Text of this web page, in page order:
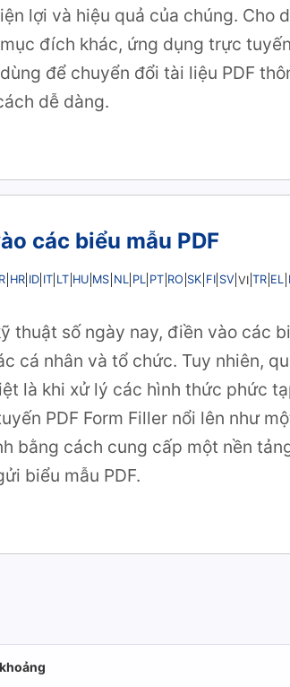
lợi và hiệu quả của chúng. Cho
đích khác, ứng dụng trực
để chuyển đổi tài liệu PDF
dễ dàng.
các biểu mẫu PDF
HR ID IT LT HU MS NL PL PT RO SK FI SV VI TR EL
thuật số ngày nay, điền vào các
cá nhân và tổ chức. Tuy nhiên,
là khi xử lý các hình thức phức
PDF Form Filler nổi lên như
bằng cách cung cấp một nền
biểu mẫu PDF.